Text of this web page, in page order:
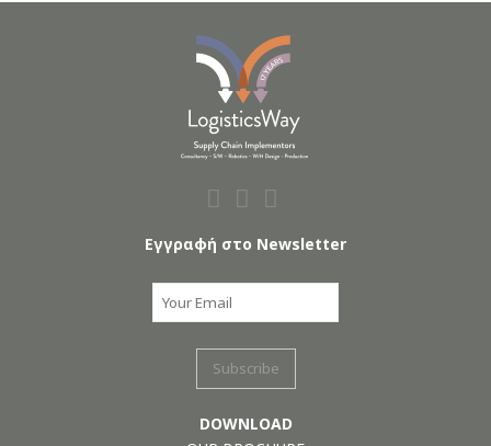
Εγγραφή στο Newsletter
DOWNLOAD